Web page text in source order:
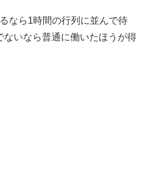
なら1時間の行列に並んで待
いなら普通に働いたほうが得